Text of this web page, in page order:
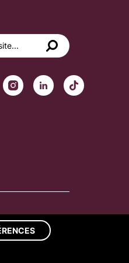
: ads-COM